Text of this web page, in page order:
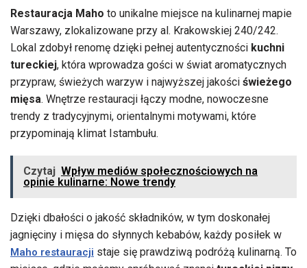
Restauracja Maho to unikalne miejsce na kulinarnej mapie
Warszawy, zlokalizowane przy al. Krakowskiej 240/242.
Lokal zdobył renomę dzięki pełnej autentyczności kuchni
tureckiej, która wprowadza gości w świat aromatycznych
przypraw, świeżych warzyw i najwyższej jakości świeżego
mięsa. Wnętrze restauracji łączy modne, nowoczesne
trendy z tradycyjnymi, orientalnymi motywami, które
przypominają klimat Istambułu.
Czytaj Wpływ mediów społecznościowych na
opinie kulinarne: Nowe trendy
Dzięki dbałości o jakość składników, w tym doskonałej
jagnięciny i mięsa do słynnych kebabów, każdy posiłek w
Maho restauracji staje się prawdziwą podróżą kulinarną. To